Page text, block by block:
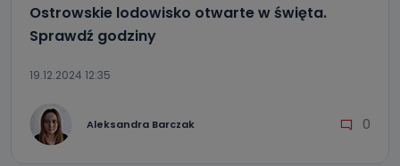
Ostrowskie lodowisko otwarte w święta.
Sprawdź godziny
19.12.2024 12:35
Aleksandra Barczak 0